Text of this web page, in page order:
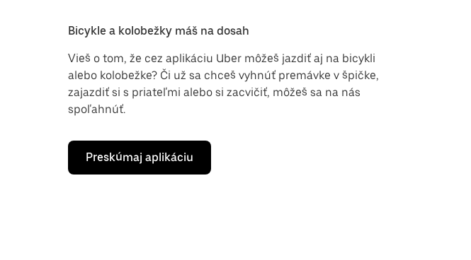
Bicykle a kolobežky máš na dosah
Vieš o tom, že cez aplikáciu Uber môžeš jazdiť aj na bicykli
alebo kolobežke? Či už sa chceš vyhnúť premávke v špičke,
zajazdiť si s priateľmi alebo si zacvičiť, môžeš sa na nás
spoľahnúť.
Preskúmaj aplikáciu